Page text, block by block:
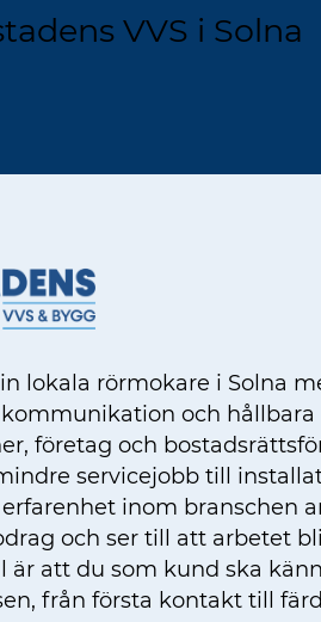
VVS i Solna
lokala rörmokare i Solna
och hållbara
företag och
servicejobb till
inom branschen
och ser till att arbetet
är att du som kund ska
från första kontakt till